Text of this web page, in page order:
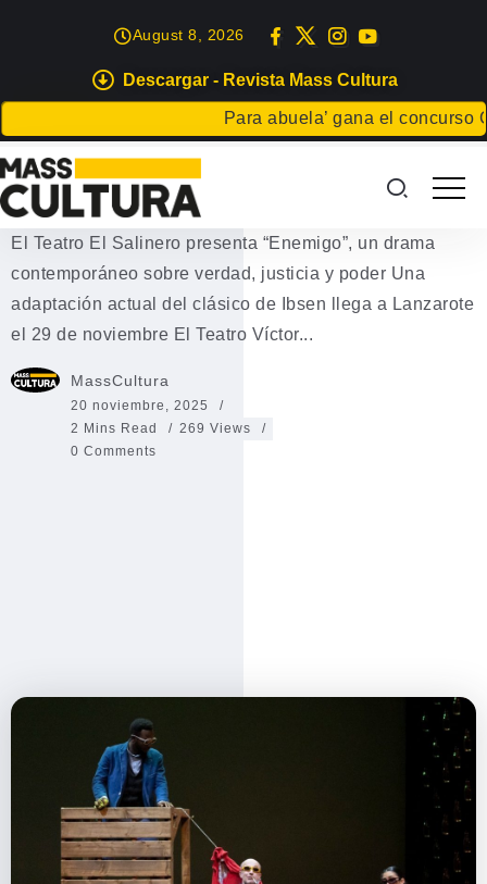
Descargar - Revista Mass Cultura
Para abuela’ gana el concurso
August 8, 2026
EVENTOS
El Teatro El Salinero presenta
“Enemigo”
El Teatro El Salinero presenta “Enemigo”, un drama
contemporáneo sobre verdad, justicia y poder Una
adaptación actual del clásico de Ibsen llega a Lanzarote
el 29 de noviembre El Teatro Víctor...
MassCultura
20 noviembre, 2025
2 Mins Read
269 Views
0 Comments